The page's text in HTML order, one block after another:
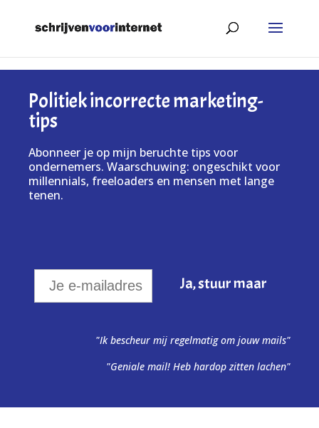
Politiek incorrecte marketing-
tips
Abonneer je op mijn beruchte tips voor
ondernemers. Waarschuwing: ongeschikt voor
millennials, freeloaders en mensen met lange
tenen.
"Ik bescheur mij regelmatig om jouw mails"
"Geniale mail! Heb hardop zitten lachen"